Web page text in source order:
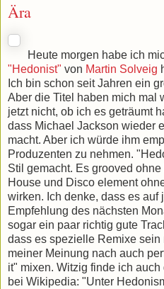
Ära
Heute morgen habe ich
"Hedonist" von Martin Solveig
Ich bin schon seit Jahren ein
Aber die Titel haben mich mal
jetzt nicht, ob ich es geträumt
dass Michael Jackson wieder
macht. Aber ich würde ihm
Produzenten zu nehmen.
Stil gemacht. Es grooved
House und Disco element
wirken. Ich denke, dass es
Empfehlung des nächsten
sogar ein paar richtig gute
dass es spezielle Remixe
meiner Meinung nach auch
it" mixen. Witzig finde ich
bei Wikipedia: "Unter